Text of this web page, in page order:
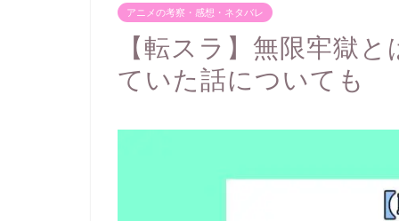
アニメの考察・感想・ネタバレ
【転スラ】無限牢獄
ていた話についても